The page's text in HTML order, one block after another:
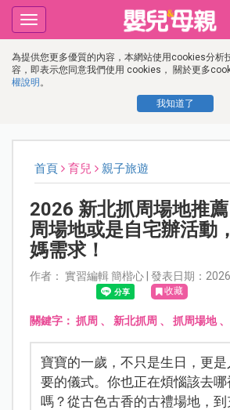
為提供您更多優質的內容，本網站使用cookies分析
容，即表示您同意我們使用 cookies， 關於更多
權說明 。
我知道了
Toggle
navigation
首頁 育兒 親子旅遊
2026 新北抓周場地推
周場地或是自宅辦活動
媽需求！
作者： 實習編輯 簡楷心 | 發表日期：
收藏
關鍵字： 抓周 、 新北抓周 、 抓周場地、
寶寶的一歲，不只是生日，更
要的儀式。你也正在煩惱該去
嗎？從古色古香的古禮場地，